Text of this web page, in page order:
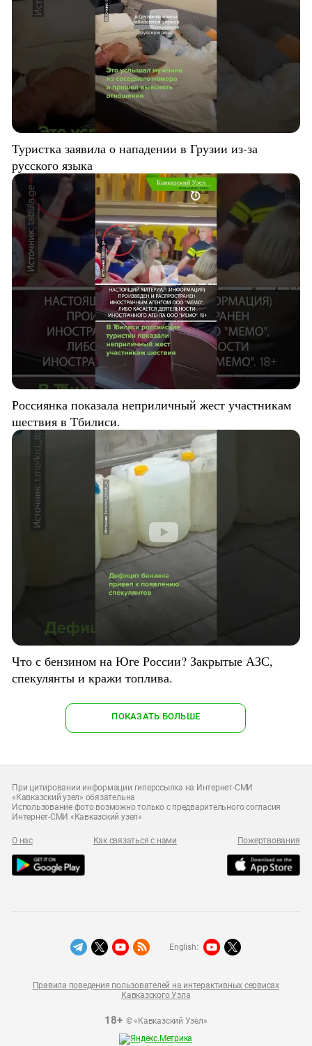
Туристка заявила о нападении в Грузии из-за
русского языка
Россиянка показала неприличный жест участникам
шествия в Тбилиси.
Что с бензином на Юге России? Закрытые АЗС,
спекулянты и кражи топлива.
ПОКАЗАТЬ БОЛЬШЕ
При цитировании информации гиперссылка на Интернет-СМИ
«Кавказский узел» обязательна
Использование фото возможно только с предварительного согласия
Интернет-СМИ «Кавказский узел»
О нас Как связаться с нами Пожертвования
18+© «Кавказский Узел»
Правила поведения пользователей на интерактивных сервисах
Кавказского Узла
English: